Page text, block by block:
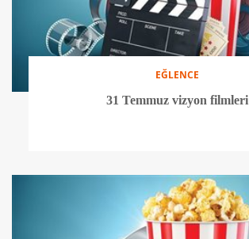
EĞLENCE
31 Temmuz vizyon filmleri